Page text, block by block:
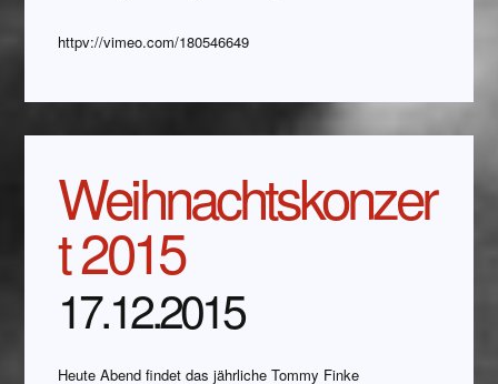
httpv://vimeo.com/180546649
Weihnachtskonzer
t 2015
17.12.2015
Heute Abend findet das jährliche Tommy Finke